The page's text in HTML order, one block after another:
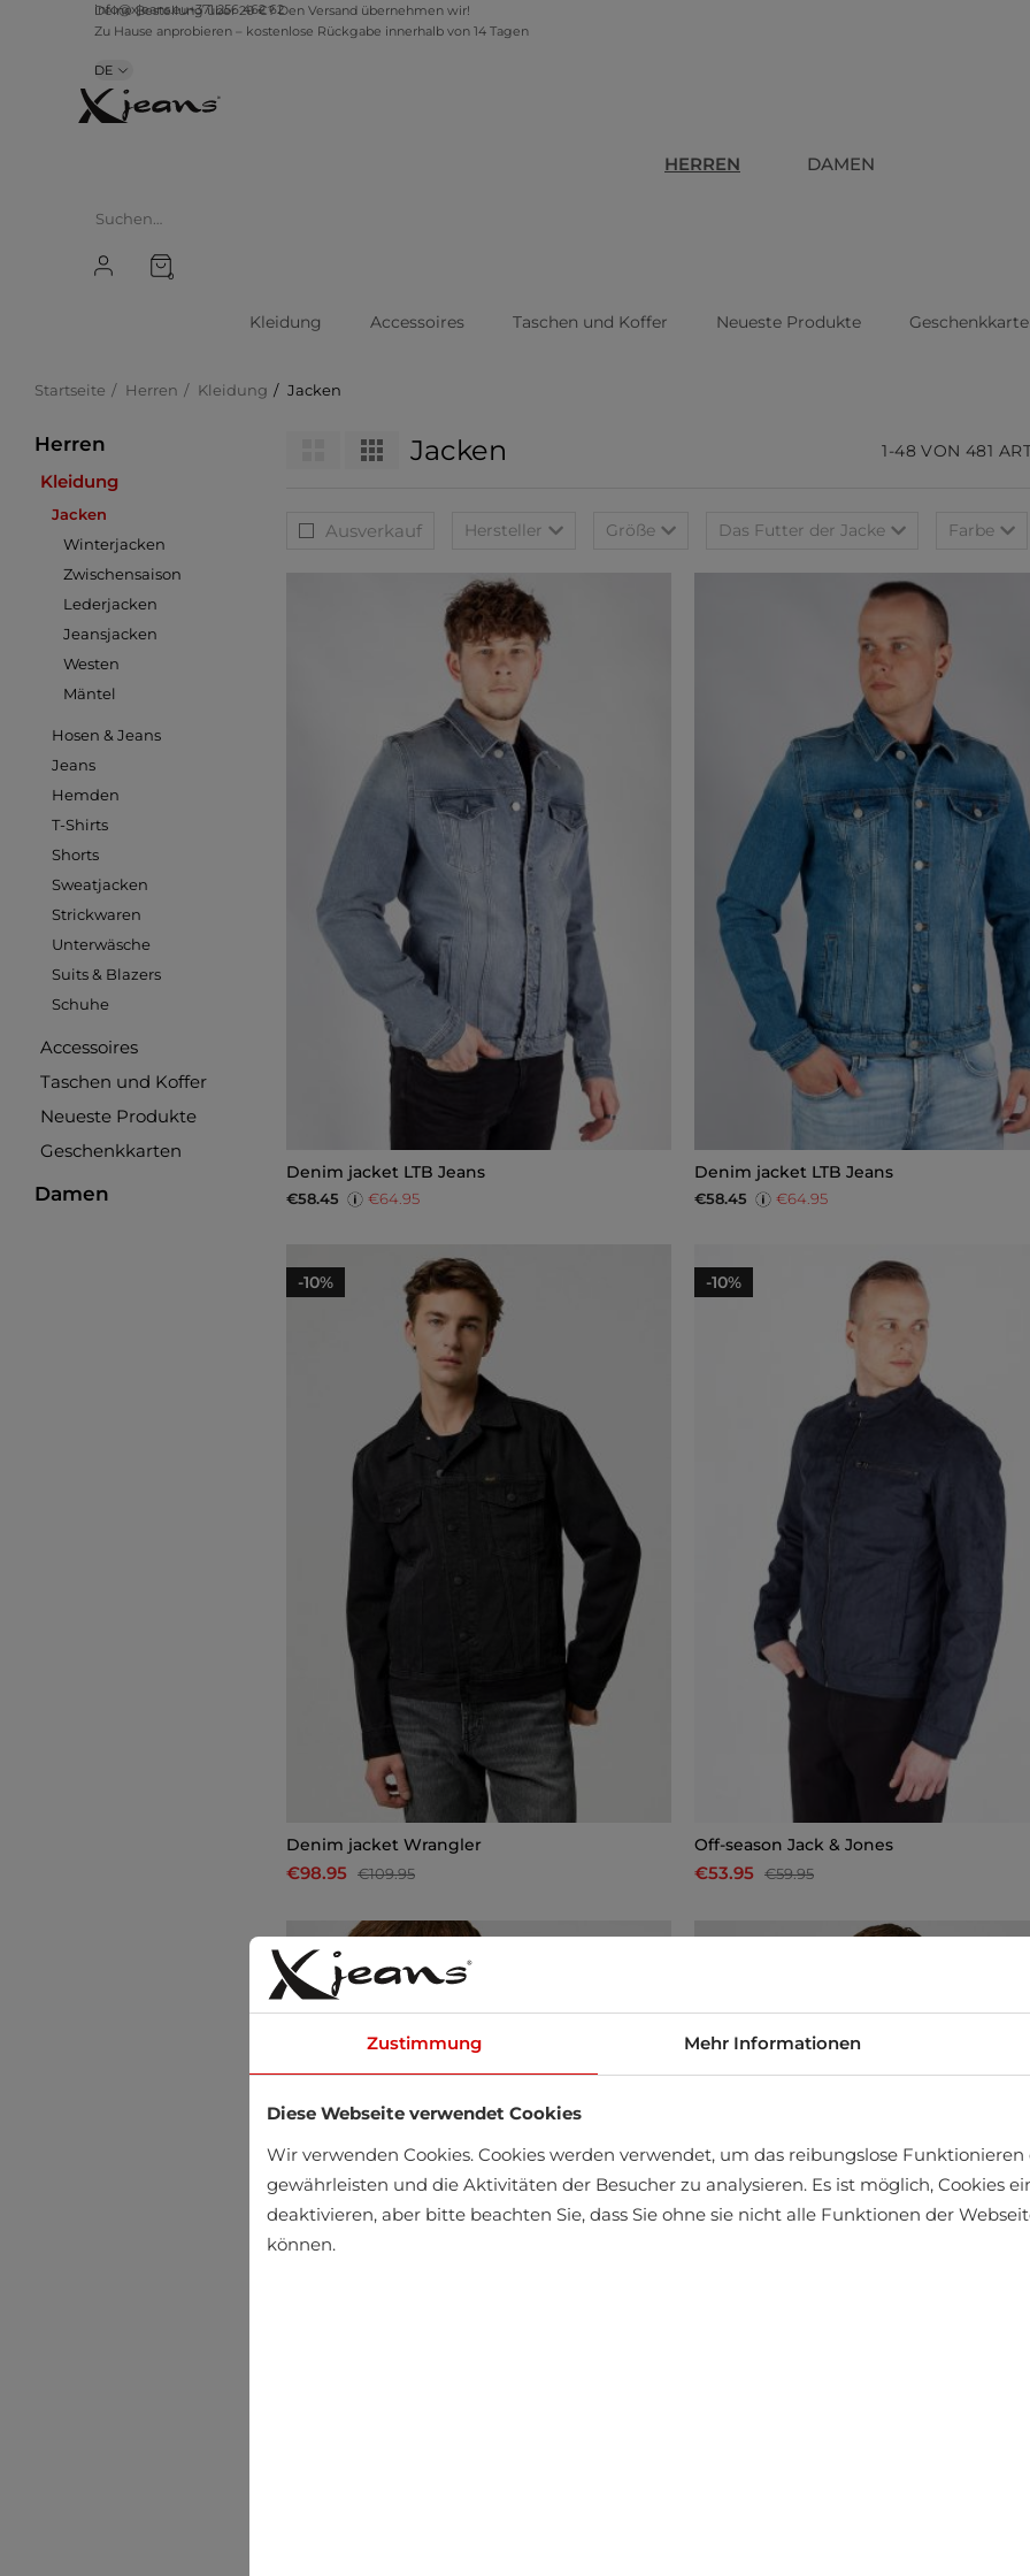
info@xjeans.eu+371 256 462 62
Deine Bestellung über 20 €? Den Versand übernehmen wir!
DE
HERREN DAMEN
0
Kleidung Accessoires Taschen und Koffer Neueste Produkte
Startseite Herren Kleidung Jacken
Herren
Kleidung
Jacken
Winterjacken
Zwischensaison
Lederjacken
Jeansjacken
Westen
Mäntel
Hosen & Jeans
Jeans
Hemden
T-Shirts
Shorts
Sweatjacken
Strickwaren
Unterwäsche
Suits & Blazers
Schuhe
Accessoires
Taschen und Koffer
Neueste Produkte
Geschenkkarten
Damen
Jacken 1-48 VON 481
Ausverkauf Hersteller Größe Das Futter der Jacke Farbe
Denim jacket LTB Jeans
€58.45 €64.95
Denim jacket LTB Jeans
€58.45 €64.95
-10%
Denim jacket Wrangler
€98.95 €109.95
-10%
Off-season Jack & Jones
€53.95 €59.95
-10%
Zustimmung Mehr Informationen
Diese Webseite verwendet Cookies
Wir verwenden Cookies. Cookies werden verwendet, um das reibungslose Funktionieren
gewährleisten und die Aktivitäten der Besucher zu analysieren. Es ist möglich, Cookies
deaktivieren, aber bitte beachten Sie, dass Sie ohne sie nicht alle Funktionen der
können.